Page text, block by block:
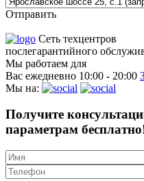
Отправить
Сеть техцентров
послегарантийного
Мы работаем для
Вас ежедневно 10:00 - 20:00
Мы на:
Получите
параметрам